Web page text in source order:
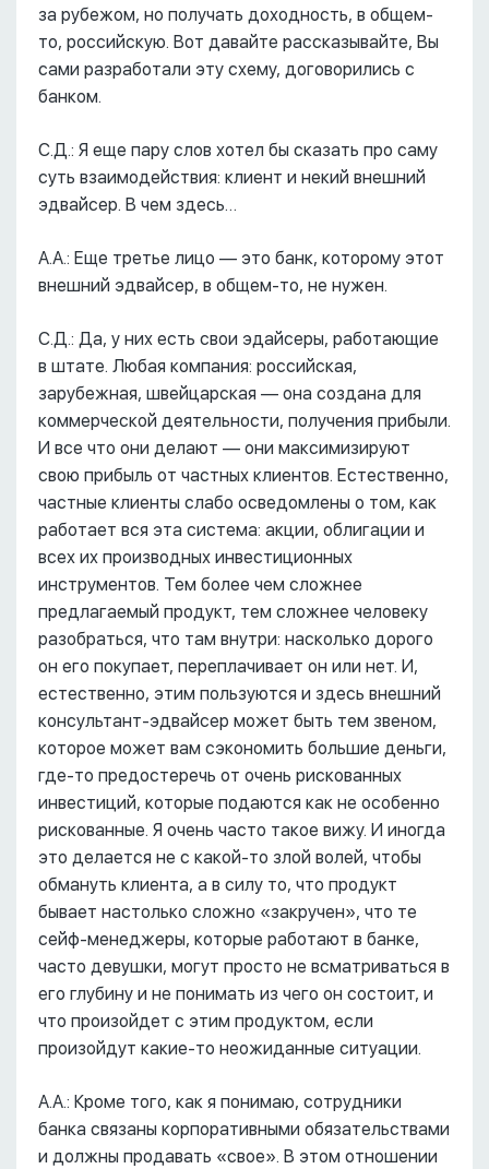
за рубежом, но получать доходность, в общем-
то, российскую. Вот давайте рассказывайте, Вы
сами разработали эту схему, договорились с
банком.
С.Д.: Я еще пару слов хотел бы сказать про саму
суть взаимодействия: клиент и некий внешний
эдвайсер. В чем здесь…
А.А.: Еще третье лицо –– это банк, которому этот
внешний эдвайсер, в общем-то, не нужен.
С.Д.: Да, у них есть свои эдайсеры, работающие
в штате. Любая компания: российская,
зарубежная, швейцарская –– она создана для
коммерческой деятельности, получения прибыли.
И все что они делают –– они максимизируют
свою прибыль от частных клиентов. Естественно,
частные клиенты слабо осведомлены о том, как
работает вся эта система: акции, облигации и
всех их производных инвестиционных
инструментов. Тем более чем сложнее
предлагаемый продукт, тем сложнее человеку
разобраться, что там внутри: насколько дорого
он его покупает, переплачивает он или нет. И,
естественно, этим пользуются и здесь внешний
консультант-эдвайсер может быть тем звеном,
которое может вам сэкономить большие деньги,
где-то предостеречь от очень рискованных
инвестиций, которые подаются как не особенно
рискованные. Я очень часто такое вижу. И иногда
это делается не с какой-то злой волей, чтобы
обмануть клиента, а в силу то, что продукт
бывает настолько сложно «закручен», что те
сейф-менеджеры, которые работают в банке,
часто девушки, могут просто не всматриваться в
его глубину и не понимать из чего он состоит, и
что произойдет с этим продуктом, если
произойдут какие-то неожиданные ситуации.
А.А.: Кроме того, как я понимаю, сотрудники
банка связаны корпоративными обязательствами
и должны продавать «свое». В этом отношении